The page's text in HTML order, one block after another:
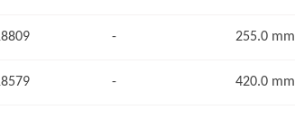
- 255.0 mm
- 420.0 mm